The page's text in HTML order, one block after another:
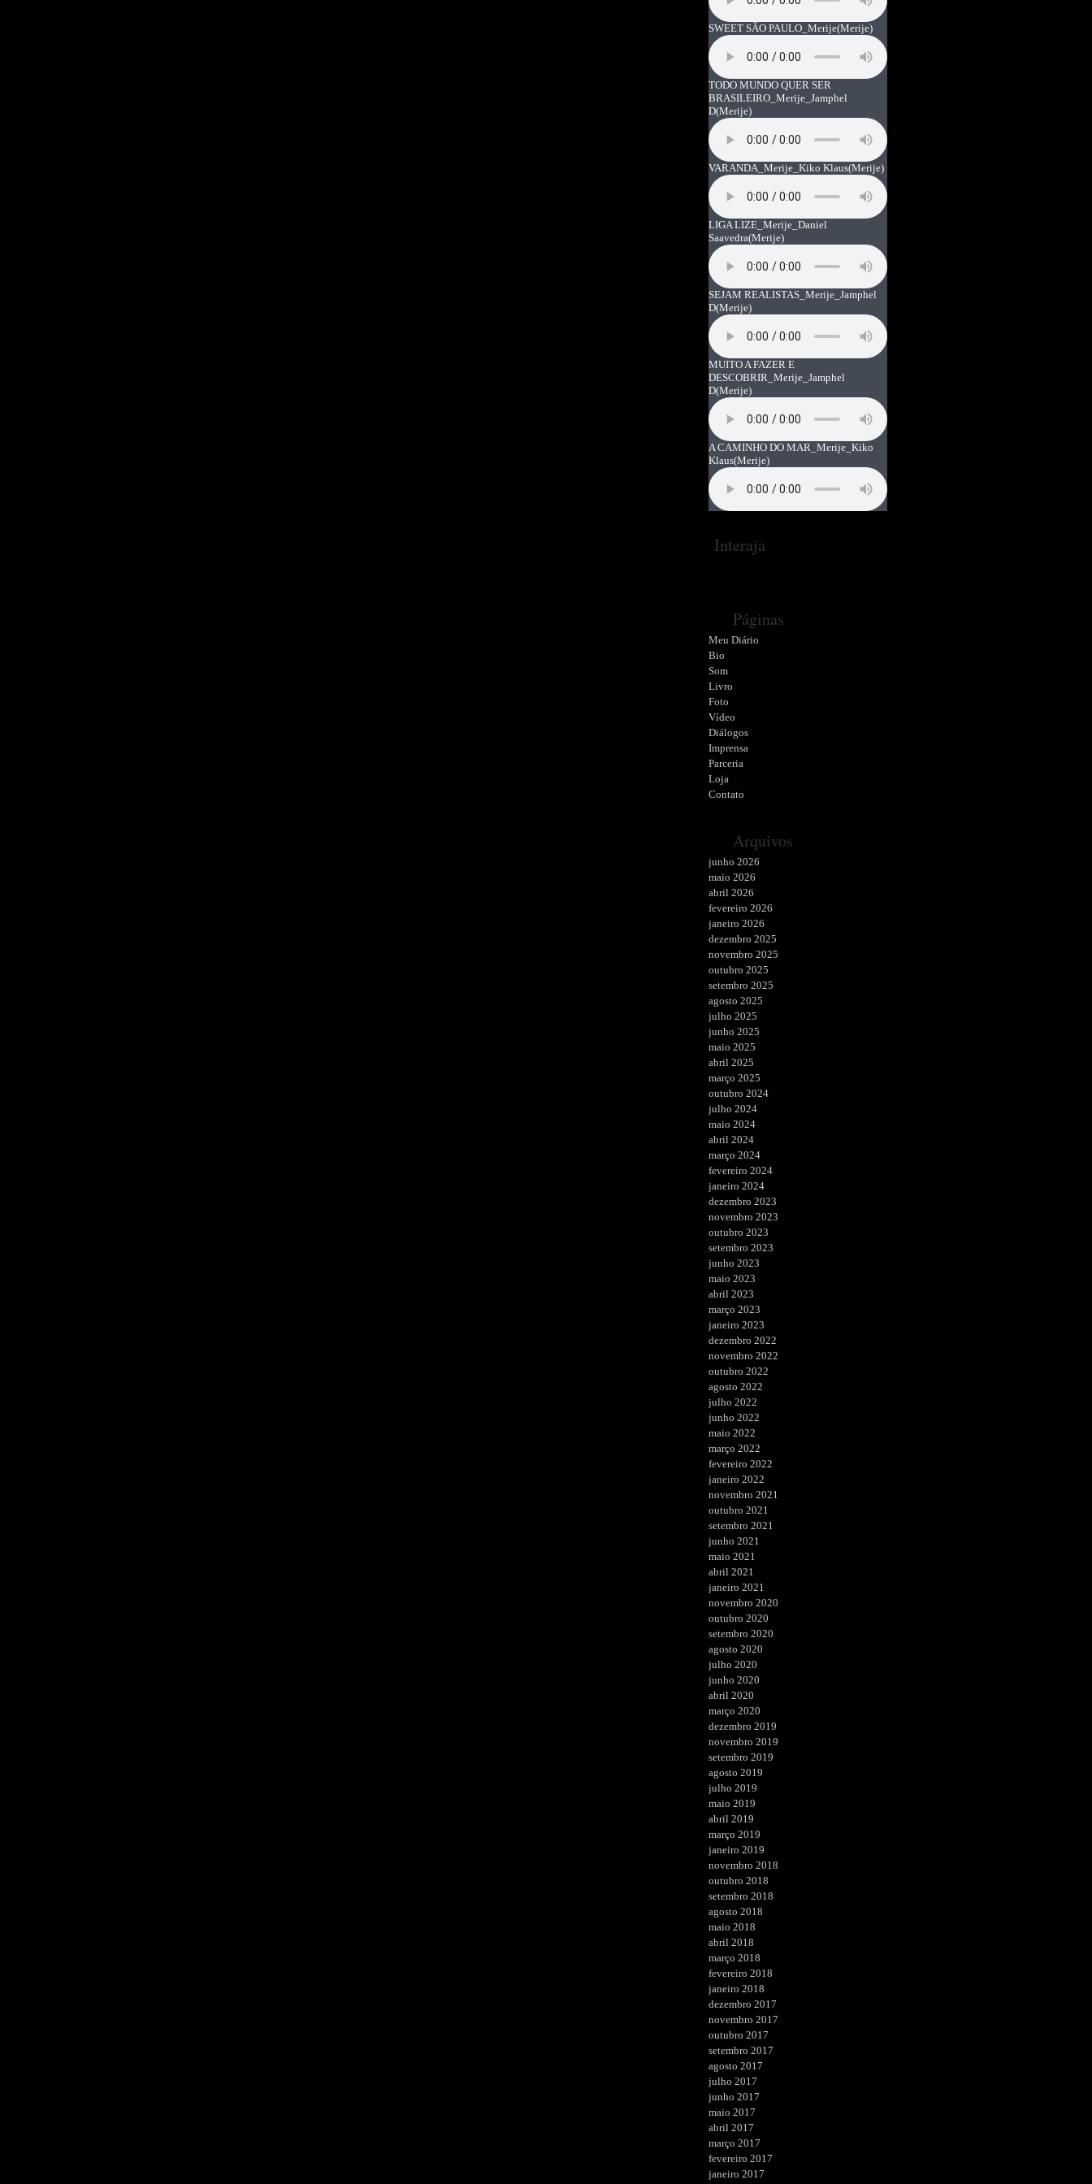
SWEET SÃO PAULO_Merije(Merije)
TODO MUNDO QUER SER
BRASILEIRO_Merije_Jamphel
D(Merije)
VARANDA_Merije_Kiko Klaus(Merije)
LIGA LIZE_Merije_Daniel
Saavedra(Merije)
SEJAM REALISTAS_Merije_Jamphel
D(Merije)
MUITO A FAZER E
DESCOBRIR_Merije_Jamphel
D(Merije)
A CAMINHO DO MAR_Merije_Kiko
Klaus(Merije)
Interaja
Páginas
Meu Diário
Bio
Som
Livro
Foto
Vídeo
Diálogos
Imprensa
Parceria
Loja
Contato
Arquivos
junho 2026
maio 2026
abril 2026
fevereiro 2026
janeiro 2026
dezembro 2025
novembro 2025
outubro 2025
setembro 2025
agosto 2025
julho 2025
junho 2025
maio 2025
abril 2025
março 2025
outubro 2024
julho 2024
maio 2024
abril 2024
março 2024
fevereiro 2024
janeiro 2024
dezembro 2023
novembro 2023
outubro 2023
setembro 2023
junho 2023
maio 2023
abril 2023
março 2023
janeiro 2023
dezembro 2022
novembro 2022
outubro 2022
agosto 2022
julho 2022
junho 2022
maio 2022
março 2022
fevereiro 2022
janeiro 2022
novembro 2021
outubro 2021
setembro 2021
junho 2021
maio 2021
abril 2021
janeiro 2021
novembro 2020
outubro 2020
setembro 2020
agosto 2020
julho 2020
junho 2020
abril 2020
março 2020
dezembro 2019
novembro 2019
setembro 2019
agosto 2019
julho 2019
maio 2019
abril 2019
março 2019
janeiro 2019
novembro 2018
outubro 2018
setembro 2018
agosto 2018
maio 2018
abril 2018
março 2018
fevereiro 2018
janeiro 2018
dezembro 2017
novembro 2017
outubro 2017
setembro 2017
agosto 2017
julho 2017
junho 2017
maio 2017
abril 2017
março 2017
fevereiro 2017
janeiro 2017